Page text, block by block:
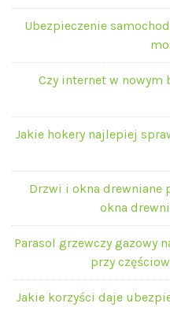
Ubezpieczenie
Czy internet w nowym
Jakie hokery najlepiej
Drzwi i okna drewniane
okna
Parasol grzewczy gazowy
przy
Jakie korzyści daje